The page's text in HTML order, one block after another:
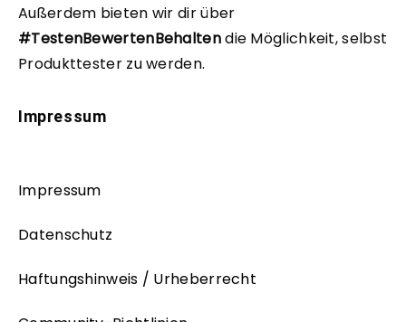
Außerdem bieten wir dir über
#TestenBewertenBehaltendie Möglichkeit, selbst
Produkttester zu werden.
Impressum
Impressum
Datenschutz
Haftungshinweis / Urheberrecht